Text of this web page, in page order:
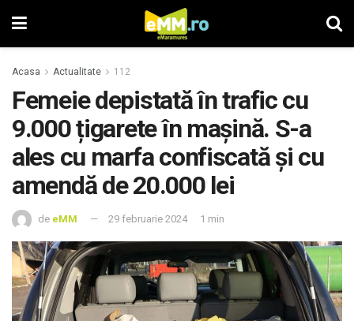
Acasa Actualitate 112
Femeie depistată în trafic cu
9.000 țigarete în maşină. S-a
ales cu marfa confiscată şi cu
amendă de 20.000 lei
de eMM 29 februarie 2024 1 min